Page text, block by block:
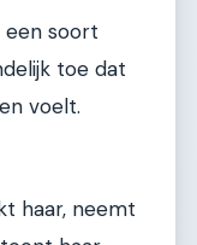
een soort
toe dat
voelt.
haar, neemt